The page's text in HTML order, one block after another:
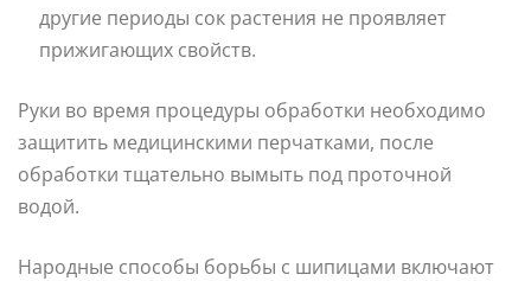
другие периоды сок растения не проявляет
прижигающих свойств.
Руки во время процедуры обработки необходимо
защитить медицинскими перчатками, после
обработки тщательно вымыть под проточной
водой.
Народные способы борьбы с шипицами включают